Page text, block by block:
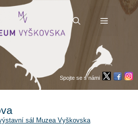
Menu
Spojte se s námi
sál Muzea Vyškovska